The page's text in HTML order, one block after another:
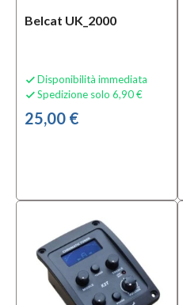
0,00 €
Si
Belcat UK_2000
 Disponibilità immediata
 Spedizione solo 6,90 €
25,00 €